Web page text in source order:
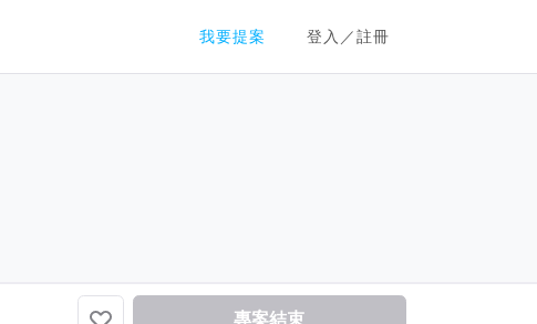
我要提案 登入／註冊
眾募資平台
專案結束